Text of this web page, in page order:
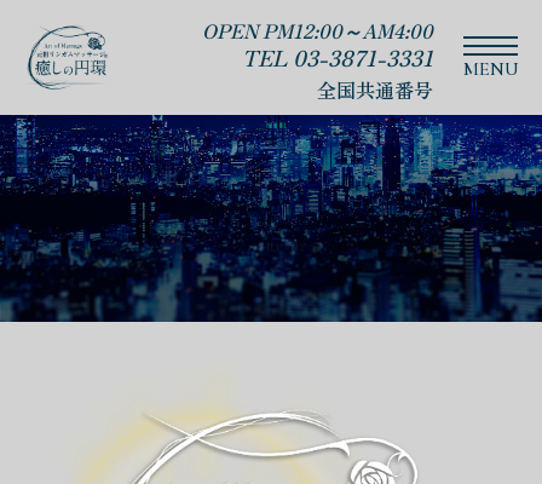
OPEN PM12:00～AM4:00
TEL 03-3871-3331
全国共通番号